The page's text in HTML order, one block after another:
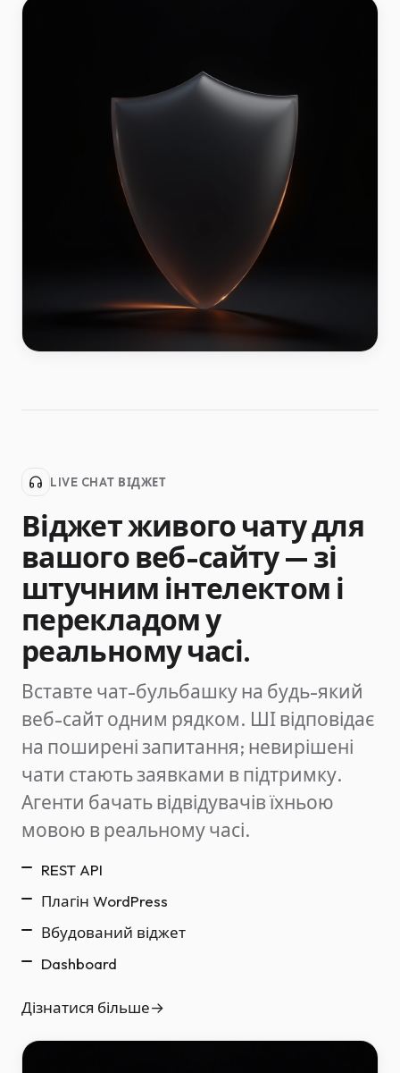
LIVE CHAT ВІДЖЕТ
Віджет живого чату для
вашого веб-сайту — зі
штучним інтелектом і
перекладом у
реальному часі.
Вставте чат-бульбашку на будь-який
веб-сайт одним рядком. ШІ відповідає
на поширені запитання; невирішені
чати стають заявками в підтримку.
Агенти бачать відвідувачів їхньою
мовою в реальному часі.
REST API
Плагін WordPress
Вбудований віджет
Dashboard
Дізнатися більше